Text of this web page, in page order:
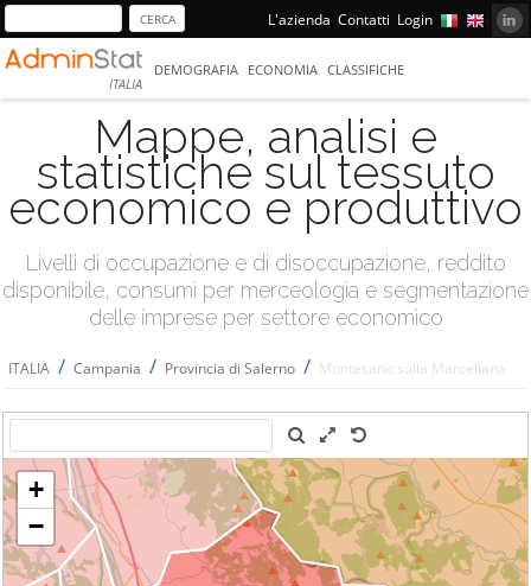
L'azienda Contatti Login
ITALIA
DEMOGRAFIA ECONOMIA CLASSIFICHE
Mappe, analisi e
statistiche sul tessuto
economico e produttivo
Livelli di occupazione e di disoccupazione, reddito
disponibile, consumi per merceologia e segmentazione
delle imprese per settore economico
ITALIA / Campania / Provincia di Salerno / Montesano sulla Marcellana